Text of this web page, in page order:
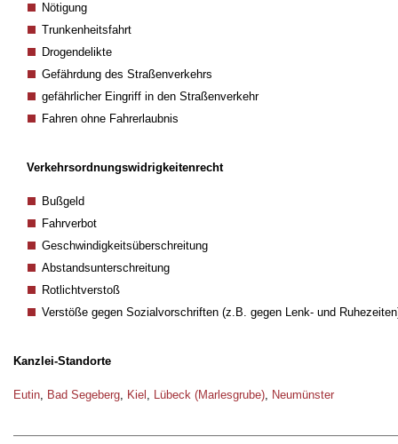
Nötigung
Trunkenheitsfahrt
Drogendelikte
Gefährdung des Straßenverkehrs
gefährlicher Eingriff in den Straßenverkehr
Fahren ohne Fahrerlaubnis
Verkehrsordnungswidrigkeitenrecht
Bußgeld
Fahrverbot
Geschwindigkeitsüberschreitung
Abstandsunterschreitung
Rotlichtverstoß
Verstöße gegen Sozialvorschriften (z.B. gegen Lenk- und
Kanzlei-Standorte
Eutin, Bad Segeberg, Kiel , Lübeck (Marlesgrube), Neumünster